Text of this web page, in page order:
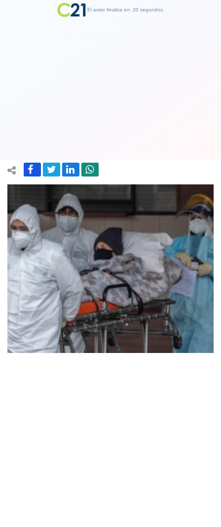
El aviso finaliza en: 19 segundos.